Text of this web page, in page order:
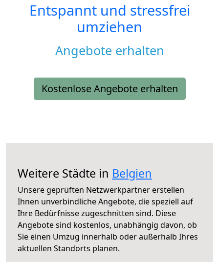
Entspannt und stressfrei
umziehen
Angebote erhalten
Kostenlose Angebote erhalten
Weitere Städte in Belgien
Unsere geprüften Netzwerkpartner erstellen
Ihnen unverbindliche Angebote, die speziell auf
Ihre Bedürfnisse zugeschnitten sind. Diese
Angebote sind kostenlos, unabhängig davon, ob
Sie einen Umzug innerhalb oder außerhalb Ihres
aktuellen Standorts planen.